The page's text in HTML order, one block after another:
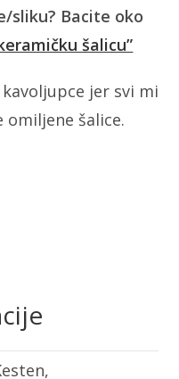
sliku? Bacite oko
šalicu”
jer svi mi
šalice.